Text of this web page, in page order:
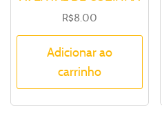
R$8.00
Adicionar ao
carrinho